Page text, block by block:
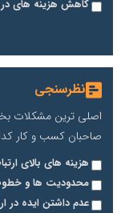
کاهش هزینه های
نظرسنجی
اصلی ترین مشکلات
صاحبان کسب و کار
هزینه های بالای
محدودیت ها و
عدم داشتن ایده در